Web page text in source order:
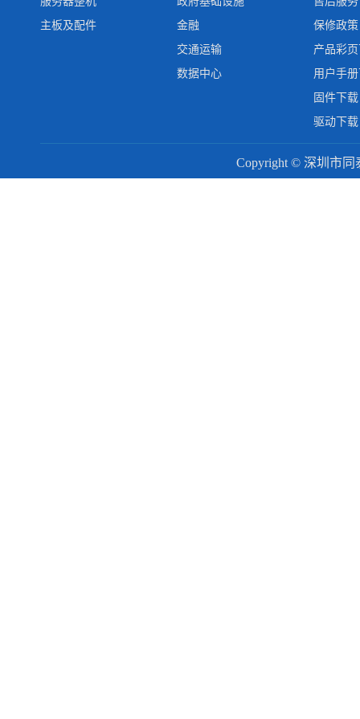
主板及配件
金融
交通运输
数据中心
保修政策
产品彩
用户手
固件下载
驱动下载
Copyright © 深圳市同